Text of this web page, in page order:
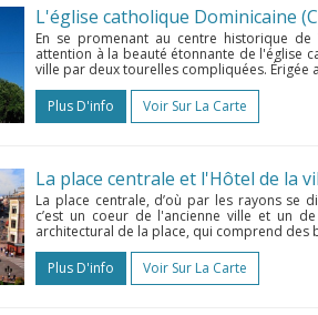
En se promenant au centre historique
attention à la beauté étonnante de l'église
ville par deux tourelles compliquées. Érigée
Plus D'info
Voir Sur La Carte
La place centrale et l'Hôtel de la
La place centrale, d’où par les rayons se
c’est un coeur de l'ancienne ville et un
architectural de la place, qui comprend des
Plus D'info
Voir Sur La Carte